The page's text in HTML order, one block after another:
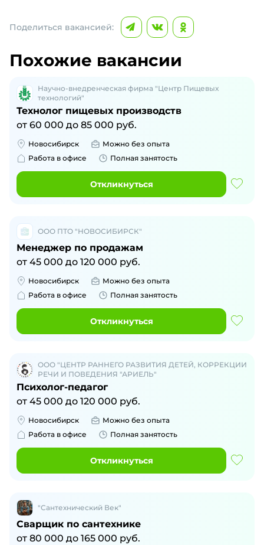
Поделиться вакансией:
Похожие вакансии
Научно-внедренческая фирма "Центр Пищевых
технологий"
Технолог пищевых производств
от 60 000 до 85 000 руб.
Новосибирск
Можно без опыта
Работа в офисе
Полная занятость
Откликнуться
ООО ПТО "НОВОСИБИРСК"
Менеджер по продажам
от 45 000 до 120 000 руб.
Новосибирск
Можно без опыта
Работа в офисе
Полная занятость
Откликнуться
ООО "ЦЕНТР РАННЕГО РАЗВИТИЯ ДЕТЕЙ, КОРРЕКЦИИ
РЕЧИ И ПОВЕДЕНИЯ "АРИЕЛЬ"
Психолог-педагог
от 45 000 до 120 000 руб.
Новосибирск
Можно без опыта
Работа в офисе
Полная занятость
Откликнуться
"Сантехнический Век"
Сварщик по сантехнике
от 80 000 до 165 000 руб.